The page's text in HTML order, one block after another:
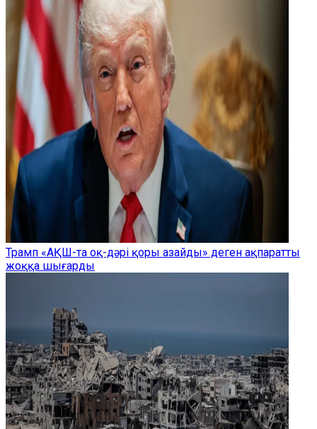
Трамп «АҚШ-та оқ-дәрі қоры азайды» деген ақпаратты
жоққа шығарды